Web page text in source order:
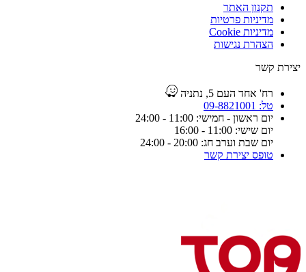
תקנון האתר
מדיניות פרטיות
מדיניות Cookie
הצהרת נגישות
יצירת קשר
רח' אחד העם 5, נתניה
טל: 09-8821001
יום ראשון - חמישי: 11:00 - 24:00
יום שישי: 11:00 - 16:00
יום שבת וערב חג: 20:00 - 24:00
טופס יצירת קשר